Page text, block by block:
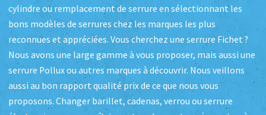
cylindre ou remplacement de serrure en sélectionnant les
bons modèles de serrures chez les marques les plus
reconnues et appréciées. Vous cherchez une serrure Fichet ?
Nous avons une large gamme à vous proposer, mais aussi une
serrure Pollux ou autres marques à découvrir. Nous veillons
aussi au bon rapport qualité prix de ce que nous vous
proposons. Changer barillet, cadenas, verrou ou serrure